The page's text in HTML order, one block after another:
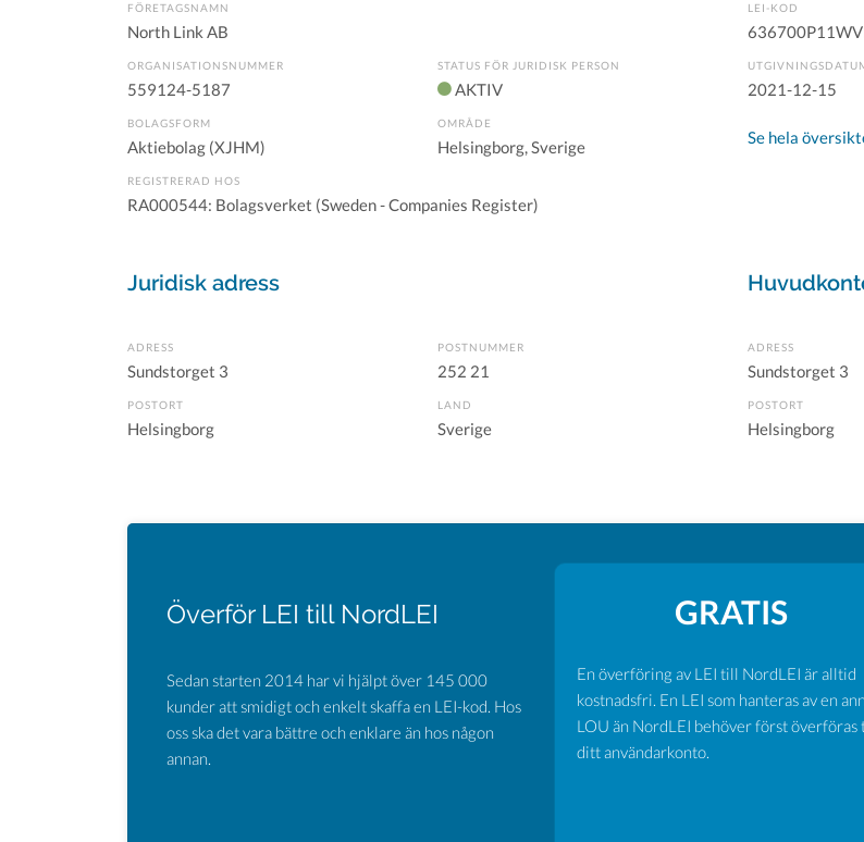
FÖRETAGSNAMN
North Link AB
ORGANISATIONSNUMMER
559124-5187
STATUS FÖR JURIDISK PERSON
AKTIV
BOLAGSFORM
Aktiebolag (XJHM)
OMRÅDE
Helsingborg, Sverige
REGISTRERAD HOS
RA000544: Bolagsverket (Sweden - Companies Register)
LEI-KOD
2021-12-15
Se hela
Juridisk adress
ADRESS
Sundstorget 3
POSTNUMMER
252 21
POSTORT
Helsingborg
LAND
Sverige
ADRESS
Sundstorget 3
POSTORT
Helsingborg
Överför LEI till NordLEI
Sedan starten 2014 har vi hjälpt över 145 000
kunder att smidigt och enkelt skaffa en LEI-kod. Hos
oss ska det vara bättre och enklare än hos någon
annan.
GRATIS
En överföring av LEI till NordLEI är alltid
kostnadsfri. En LEI som hanteras av en
LOU än NordLEI behöver först överföras
ditt användarkonto.